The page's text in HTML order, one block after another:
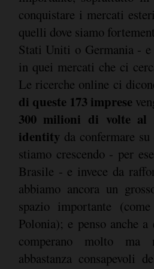
conquistare i mercati
quelli dove siamo
Stati Uniti o Germania - e
in quei mercati che ci
Le ricerche online ci
di queste 173 imprese
300 milioni di volte al
identityda confermare
stiamo crescendo - per
Brasile - e invece da
abbiamo ancora un
spazio importante
Polonia); e penso anche
comperano molto ma
abbastanza consapevoli